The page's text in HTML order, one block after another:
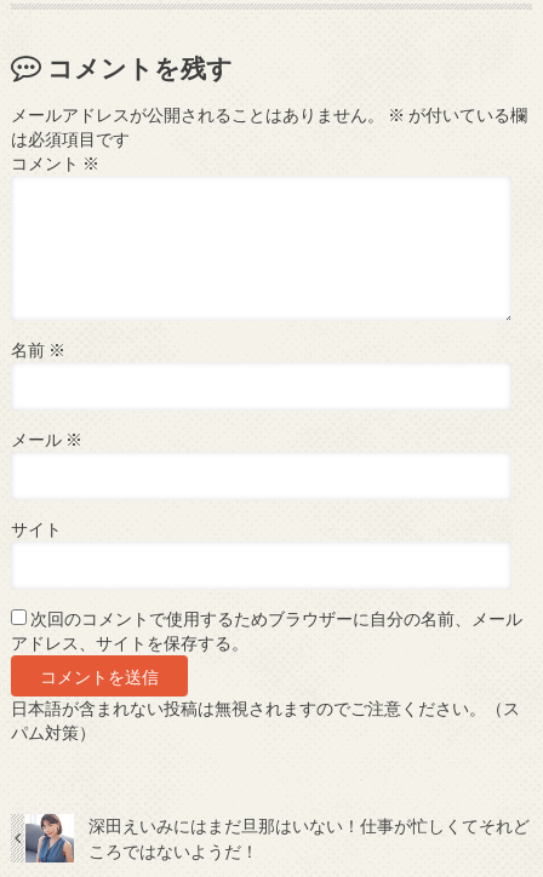
コメントを残す
メールアドレスが公開されることはありません。 ※ が付いている欄
は必須項目です
コメント ※
名前 ※
メール ※
サイト
次回のコメントで使用するためブラウザーに自分の名前、メール
アドレス、サイトを保存する。
日本語が含まれない投稿は無視されますのでご注意ください。（ス
パム対策）
深田えいみにはまだ旦那はいない！仕事が忙しくてそれど
ころではないようだ！